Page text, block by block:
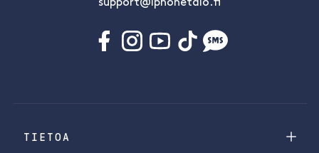
support@iphonetalo.fi
TIETOA